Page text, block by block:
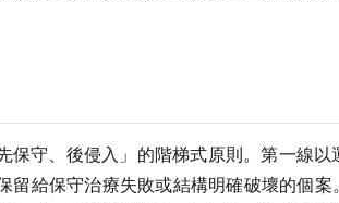
保守、後侵入」的階梯式原則。第一線
給保守治療失敗或結構明確破壞的個